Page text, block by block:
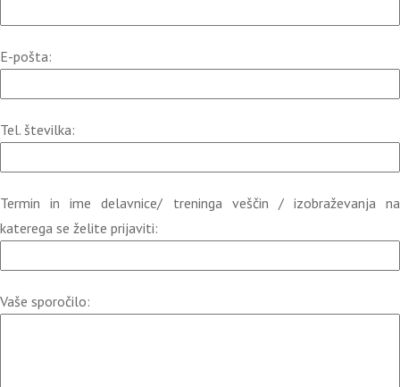
E-pošta:
Tel. številka:
Termin in ime delavnice/ treninga veščin / izobraževanja na
katerega se želite prijaviti:
Vaše sporočilo: